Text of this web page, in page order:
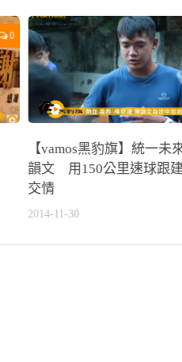
【vamos黑豹旗】統一未
韻文 用150公里速球跟
交情
2014-11-30
0